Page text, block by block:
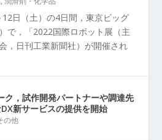
日（土）の4日間，東京ビッグ
で，「2022国際ロボット展（主
，日刊工業新聞社）が開催され
ク，試作開発パートナーや調達先
新サービスの提供を開始
の他